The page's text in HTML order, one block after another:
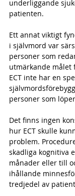
underliggande
patienten.
Ett annat viktigt
i självmord var
personer som
utmärkande målet
ECT inte har en
personer som
Det finns ingen
hur ECT skulle
problem.
skadliga kognitiva
månader eller till
ihållande
tredjedel av